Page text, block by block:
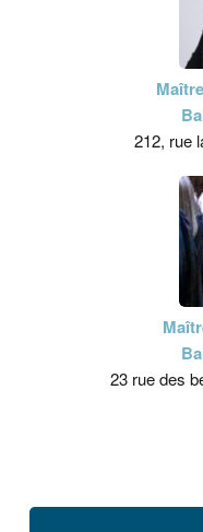
212, rue
23 rue des